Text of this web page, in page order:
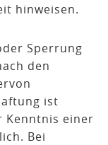
hinweisen.
Sperrung
den
ist
Kenntnis einer
Bei